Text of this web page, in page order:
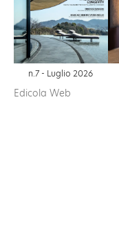
n.7 - Luglio 2026
Edicola Web